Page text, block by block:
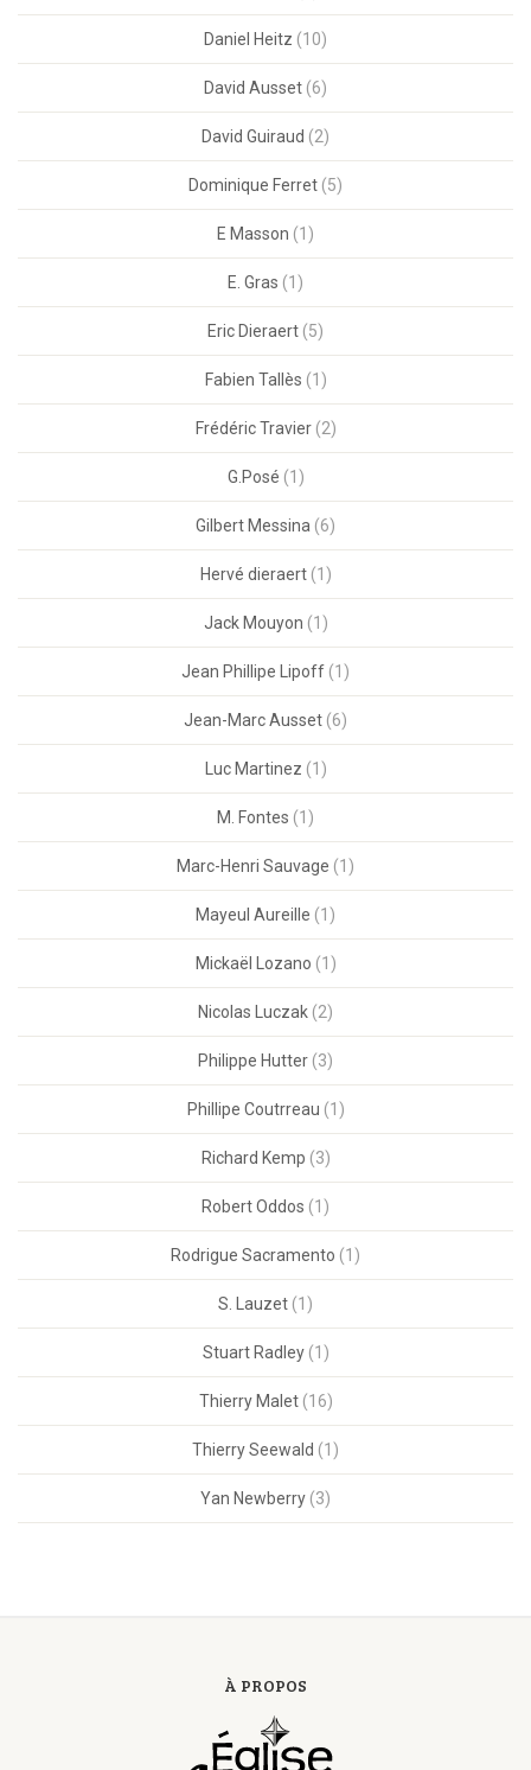
Daniel Heitz (10)
David Ausset (6)
David Guiraud (2)
Dominique Ferret (5)
E Masson (1)
E. Gras (1)
Eric Dieraert (5)
Fabien Tallès (1)
Frédéric Travier(2)
G.Posé (1)
Gilbert Messina (6)
Hervé dieraert(1)
Jack Mouyon (1)
Jean Phillipe Lipoff (1)
Jean-Marc Ausset (6)
Luc Martinez (1)
M. Fontes (1)
Marc-Henri Sauvage (1)
Mayeul Aureille (1)
Mickaël Lozano (1)
Nicolas Luczak (2)
Philippe Hutter (3)
Phillipe Coutrreau (1)
Richard Kemp (3)
Robert Oddos (1)
Rodrigue Sacramento (1)
S. Lauzet (1)
Stuart Radley(1)
Thierry Malet(16)
Thierry Seewald (1)
Yan Newberry (3)
À PROPOS